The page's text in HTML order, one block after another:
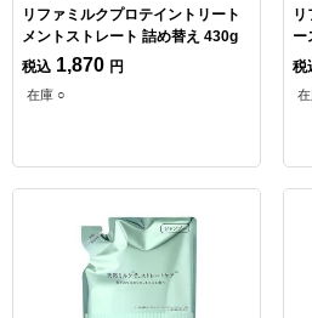
リファミルクプロテイントリート
メントストレート 詰め替え 430g
税込 1,870 円
在庫 ○
リ
ー
税